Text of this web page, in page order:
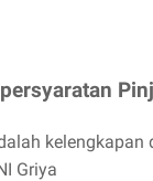
Griya